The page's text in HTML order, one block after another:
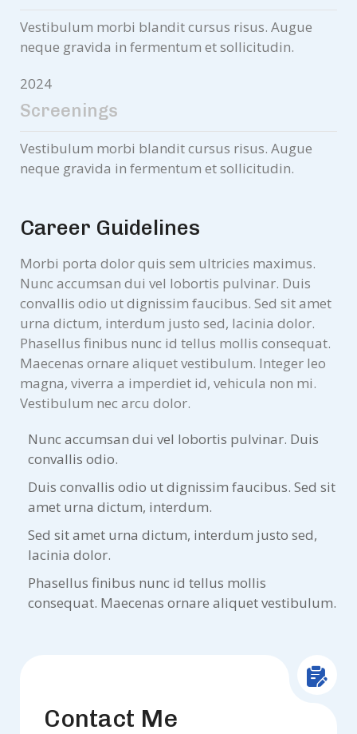
Vestibulum morbi blandit cursus risus. Augue
neque gravida in fermentum et sollicitudin.
2024
Screenings
Vestibulum morbi blandit cursus risus. Augue
neque gravida in fermentum et sollicitudin.
Career Guidelines
Morbi porta dolor quis sem ultricies maximus.
Nunc accumsan dui vel lobortis pulvinar. Duis
convallis odio ut dignissim faucibus. Sed sit amet
urna dictum, interdum justo sed, lacinia dolor.
Phasellus finibus nunc id tellus mollis consequat.
Maecenas ornare aliquet vestibulum. Integer leo
magna, viverra a imperdiet id, vehicula non mi.
Vestibulum nec arcu dolor.
Nunc accumsan dui vel lobortis pulvinar. Duis
convallis odio.
Duis convallis odio ut dignissim faucibus. Sed sit
amet urna dictum, interdum.
Sed sit amet urna dictum, interdum justo sed,
lacinia dolor.
Phasellus finibus nunc id tellus mollis
consequat. Maecenas ornare aliquet vestibulum.
Contact Me